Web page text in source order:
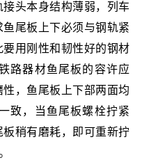
头本身结构薄弱，列车
尾板上下必须与钢轨紧
用刚性和韧性好的钢材
路器材鱼尾板的容许应
，鱼尾板上下部两面均
致，当鱼尾板螺栓拧紧
稍有磨耗，即可重新拧